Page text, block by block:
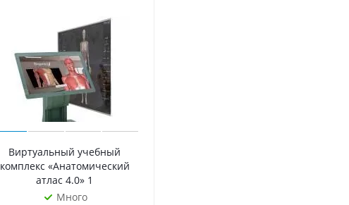
Виртуальный учебный
комплекс «Анатомический
атлас 4.0» 1
Много